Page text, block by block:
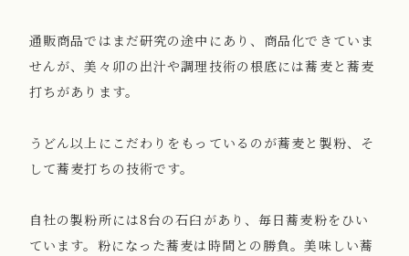
通販商品ではまだ研究の途中にあり、商品化できていま
せんが、美々卯の出汁や調理技術の根底には蕎麦と蕎麦
打ちがあります。
うどん以上にこだわりをもっているのが蕎麦と製粉、そ
して蕎麦打ちの技術です。
自社の製粉所には8台の石臼があり、毎日蕎麦粉をひい
ています。粉になった蕎麦は時間との勝負。美味しい蕎